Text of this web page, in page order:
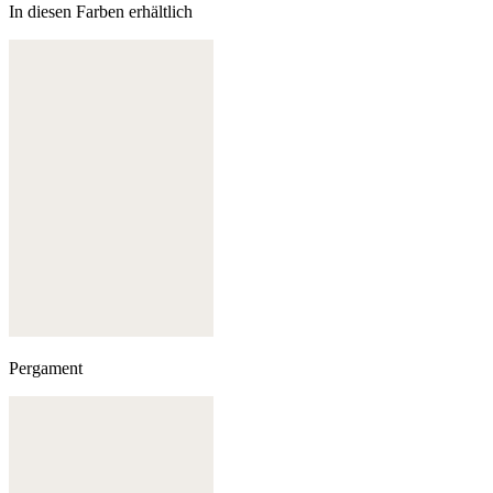
In diesen Farben erhältlich
Pergament